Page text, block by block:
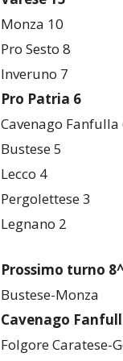
Monza 10
Pro Sesto 8
Inveruno 7
Pro Patria 6
Cavenago Fanfulla
Bustese 5
Lecco 4
Pergolettese 3
Legnano 2
Prossimo turno
Bustese-Monza
Cavenago
Folgore Caratese-